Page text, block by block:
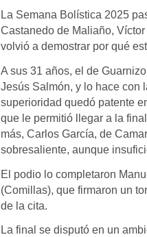
La Semana Bolística 2025
Castanedo de Maliaño,
volvió a demostrar por qué
A sus 31 años, el de
Jesús Salmón, y lo hace con
superioridad quedó patente
que le permitió llegar a la
más, Carlos García, de
sobresaliente, aunque
El podio lo completaron
(Comillas), que firmaron un
de la cita.
La final se disputó en un